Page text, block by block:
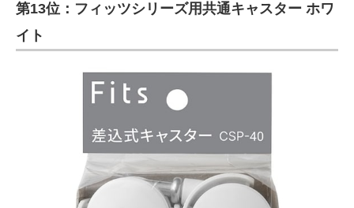
第13位：フィッツシリーズ用共通キャスター ホワ
イト